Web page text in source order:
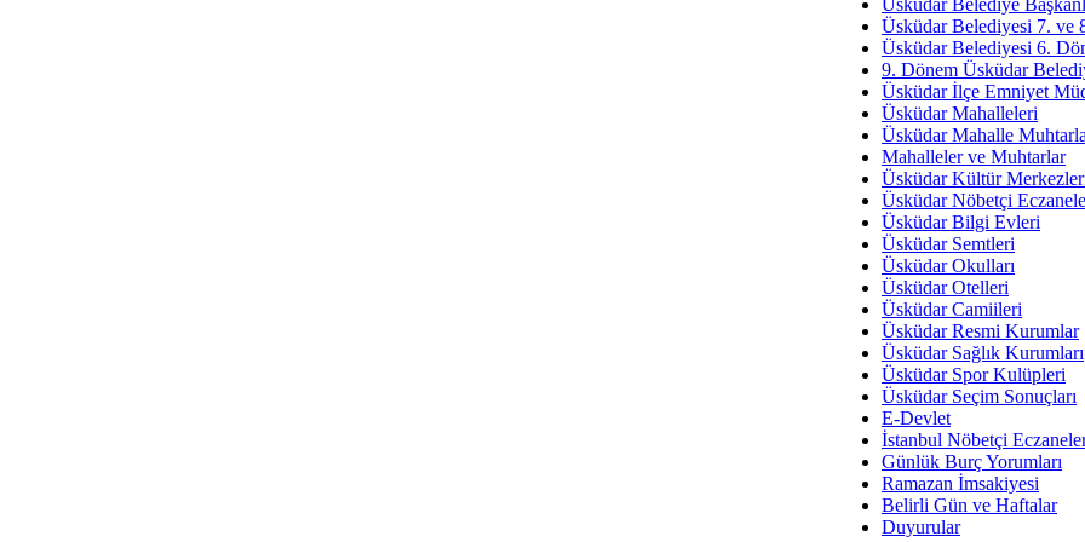
İmar Sorunlarının Genel
Arakan
Bayramın
Ruhsal
Üsküdar
Üsküdar Belediye
Üsküdar Belediyesi 7. ve
Üsküdar Belediyesi 6.
9. Dönem Üsküdar
Üsküdar İlçe Emniyet
Üsküdar Mahalleleri
Üsküdar Mahalle
Mahalleler ve Muhtarlar
Üsküdar Kültür
Üsküdar Nöbetçi
Üsküdar Bilgi Evleri
Üsküdar Semtleri
Üsküdar Okulları
Üsküdar Otelleri
Üsküdar Camiileri
Üsküdar Resmi Kurumlar
Üsküdar Sağlık Kurumları
Üsküdar Spor Kulüpleri
Üsküdar Seçim Sonuçları
E-Devlet
İstanbul Nöbetçi
Günlük Burç Yorumları
Ramazan İmsakiyesi
Belirli Gün ve Haftalar
Duyurular